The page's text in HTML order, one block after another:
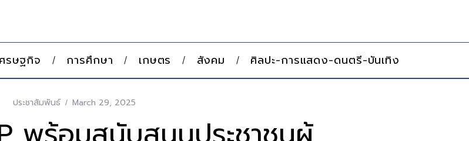
รษฐกิจ การศึกษา เกษตร สังคม ศิลปะ-การแสดง-ดนตรี-บันเทิง
ประชาสัมพันธ์ March 29, 2025